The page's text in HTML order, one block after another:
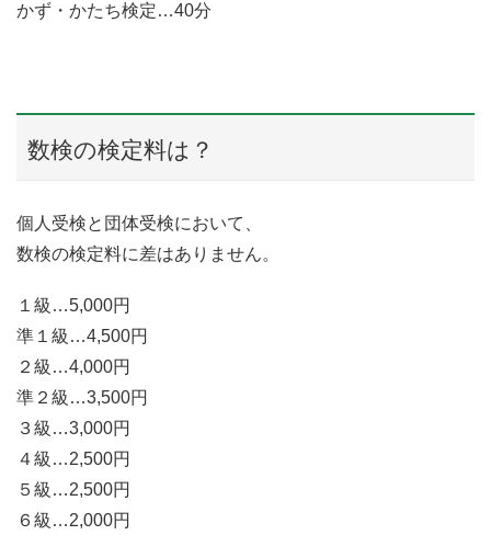
かず・かたち検定…40分
数検の検定料は？
個人受検と団体受検において、
数検の検定料に差はありません。
１級…5,000円
準１級…4,500円
２級…4,000円
準２級…3,500円
３級…3,000円
４級…2,500円
５級…2,500円
６級…2,000円